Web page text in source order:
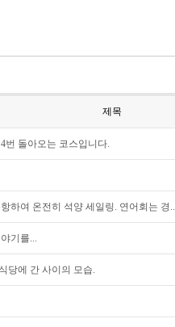
제목
번 돌아오는 코스입니다.
하여 온전히 석양 세일링. 연어회는 경..
기를...
당에 간 사이의 모습.